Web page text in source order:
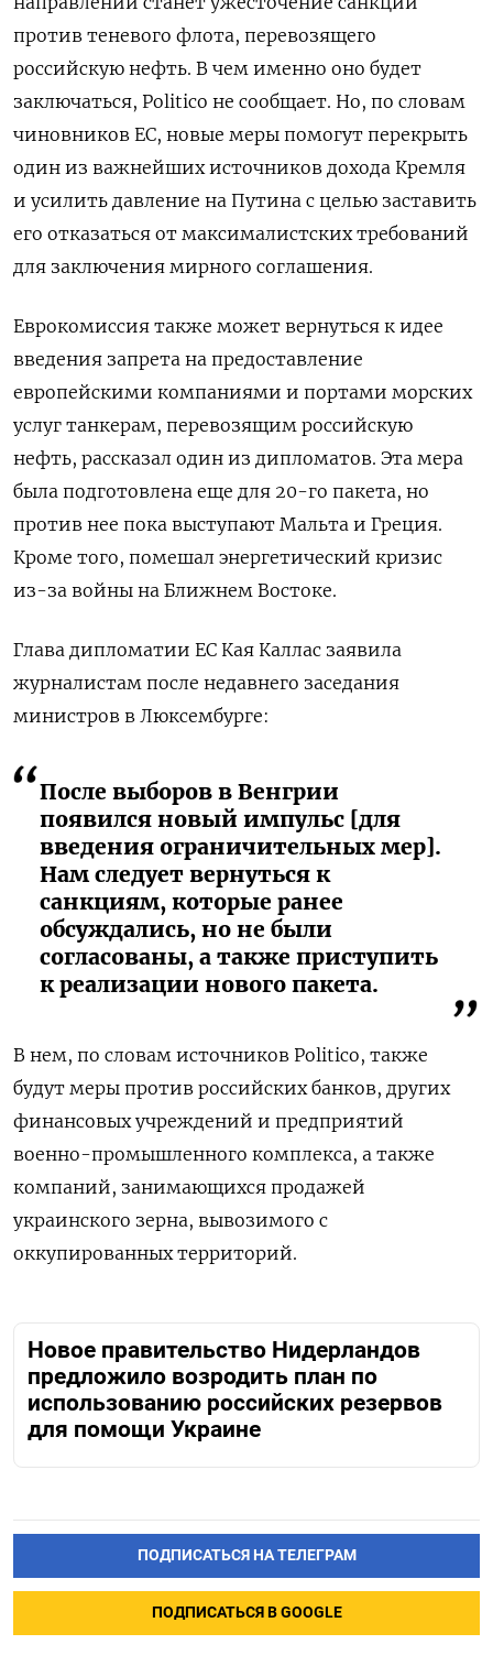
против теневого флота, перевозящего
российскую нефть. В чем именно оно будет
заключаться, Politico не сообщает. Но, по словам
чиновников ЕС, новые меры помогут перекрыть
один из важнейших источников дохода Кремля
и усилить давление на Путина с целью заставить
его отказаться от максималистских требований
для заключения мирного соглашения.
Еврокомиссия также может вернуться к идее
введения запрета на предоставление
европейскими компаниями и портами морских
услуг танкерам, перевозящим российскую
нефть, рассказал один из дипломатов. Эта мера
была подготовлена еще для 20-го пакета, но
против нее пока выступают Мальта и Греция.
Кроме того, помешал энергетический кризис
из-за войны на Ближнем Востоке.
Глава дипломатии ЕС Кая Каллас заявила
журналистам после недавнего заседания
министров в Люксембурге:
После выборов в Венгрии
появился новый импульс [для
введения ограничительных мер].
Нам следует вернуться к
санкциям, которые ранее
обсуждались, но не были
согласованы, а также приступить
к реализации нового пакета.
В нем, по словам источников Politico, также
будут меры против российских банков, других
финансовых учреждений и предприятий
военно-промышленного комплекса, а также
компаний, занимающихся продажей
украинского зерна, вывозимого с
оккупированных территорий.
Новое правительство Нидерландов
предложило возродить план по
использованию российских резервов
для помощи Украине
ПОДПИСАТЬСЯ НА ТЕЛЕГРАМ
ПОДПИСАТЬСЯ В GOOGLE